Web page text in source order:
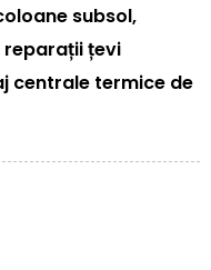
subsol,
țevi
centrale termice de